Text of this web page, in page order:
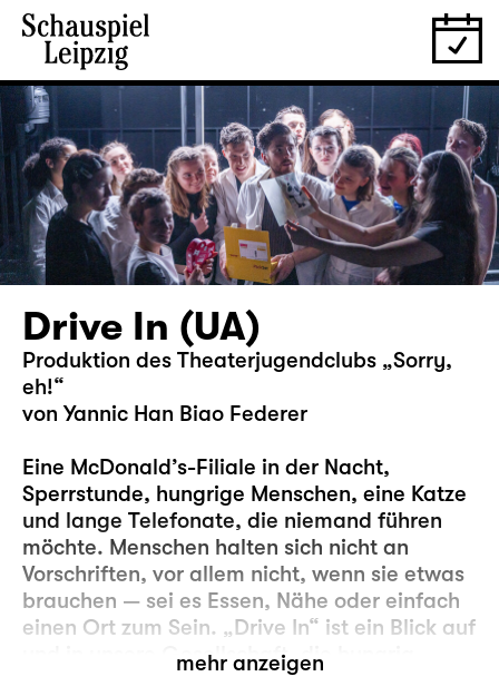
Drive In (UA)
Produktion des Theaterjugendclubs „Sorry,
eh!“
von Yannic Han Biao Federer
Eine McDonald’s-Filiale in der Nacht,
Sperrstunde, hungrige Menschen, eine Katze
und lange Telefonate, die niemand führen
möchte. Menschen halten sich nicht an
Vorschriften, vor allem nicht, wenn sie etwas
brauchen — sei es Essen, Nähe oder einfach
einen Ort zum Sein. „Drive In“ ist ein Blick auf
und in unsere Gesellschaft, die hungrig
zurückstarrt. Grotesk begegnen wir den
mehr anzeigen